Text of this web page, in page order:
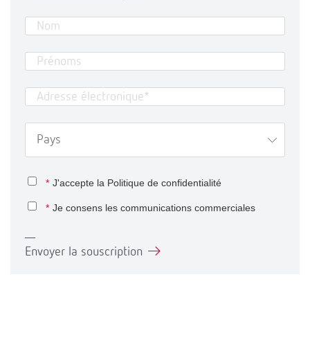
* J'accepte la Politique de confidentialité
* Je consens les communications commerciales
Envoyer la souscription